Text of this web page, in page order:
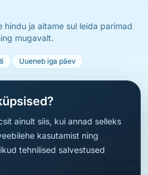
ja aitame sul leida parimad
mugavalt.
Uueneb iga päev
ainult siis, kui annad selleks
kasutamist ning
tehnilised salvestused